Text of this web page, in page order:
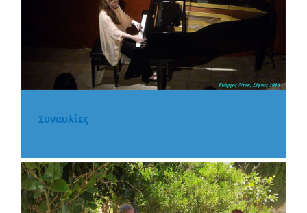
Συναυλίες